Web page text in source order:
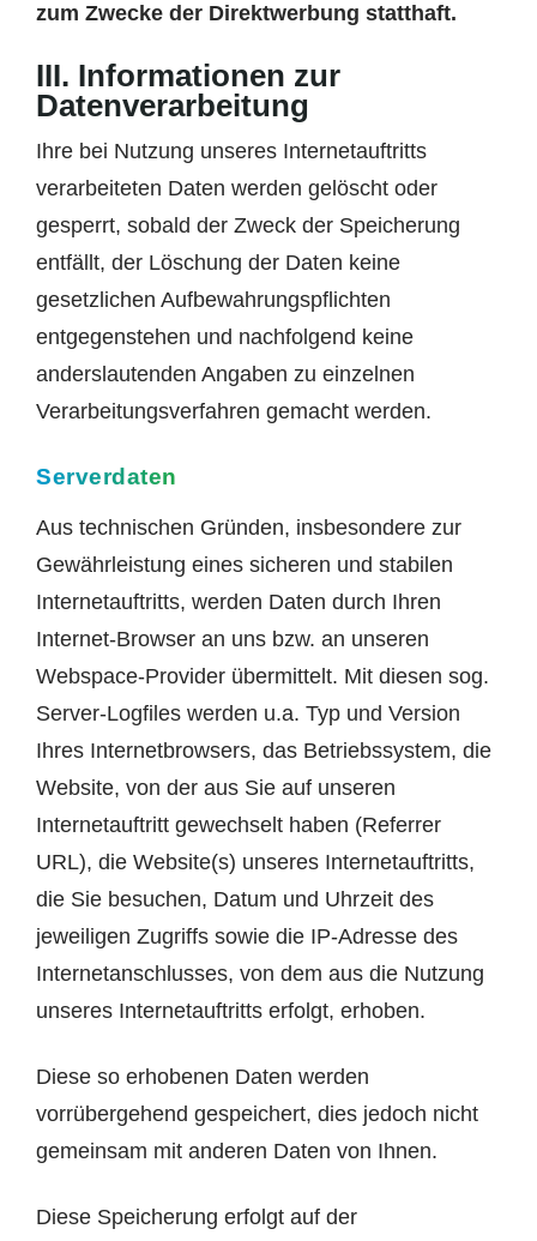
zum Zwecke der Direktwerbung statthaft.
III. Informationen zur
Datenverarbeitung
Ihre bei Nutzung unseres Internetauftritts
verarbeiteten Daten werden gelöscht oder
gesperrt, sobald der Zweck der Speicherung
entfällt, der Löschung der Daten keine
gesetzlichen Aufbewahrungspflichten
entgegenstehen und nachfolgend keine
anderslautenden Angaben zu einzelnen
Verarbeitungsverfahren gemacht werden.
Serverdaten
Aus technischen Gründen, insbesondere zur
Gewährleistung eines sicheren und stabilen
Internetauftritts, werden Daten durch Ihren
Internet-Browser an uns bzw. an unseren
Webspace-Provider übermittelt. Mit diesen sog.
Server-Logfiles werden u.a. Typ und Version
Ihres Internetbrowsers, das Betriebssystem, die
Website, von der aus Sie auf unseren
Internetauftritt gewechselt haben (Referrer
URL), die Website(s) unseres Internetauftritts,
die Sie besuchen, Datum und Uhrzeit des
jeweiligen Zugriffs sowie die IP-Adresse des
Internetanschlusses, von dem aus die Nutzung
unseres Internetauftritts erfolgt, erhoben.
Diese so erhobenen Daten werden
vorrübergehend gespeichert, dies jedoch nicht
gemeinsam mit anderen Daten von Ihnen.
Diese Speicherung erfolgt auf der